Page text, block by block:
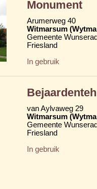
Monument
Arumerweg 40
Witmarsum
Gemeente
Friesland
In gebruik
van Aylvaweg 29
Witmarsum
Gemeente
Friesland
In gebruik